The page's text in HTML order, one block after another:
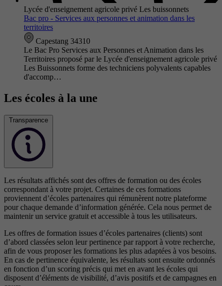
Lycée d'enseignement agricole privé Les buissonnets
Bac pro - Services aux personnes et animation dans les
territoires
Capestang 34310
Le Bac Pro Services aux Personnes et Animation dans les
Territoires proposé par le Lycée d'enseignement agricole privé
Les Buissonnets forme des techniciens polyvalents capables
d'accomp…
Les écoles à la une
Transparence
Les résultats affichés sont des offres de formation ou des écoles
correspondant à votre projet. Certaines de ces formations
proviennent d’écoles partenaires qui rémunèrent notre plateforme
pour chaque demande d’information générée. Cela nous permet de
maintenir un service gratuit et accessible à tous les utilisateurs.
Les offres de formation issues d’écoles partenaires (clients) sont
d’abord classées selon leur pertinence par rapport à votre recherche,
afin de vous proposer les formations les plus adaptées à vos besoins.
En cas de pertinence équivalente, les résultats sont ensuite ordonnés
en fonction d’un scoring précis qui met en avant les écoles qui
disposent d’éléments de visibilité, d’avis positifs et de campagnes en